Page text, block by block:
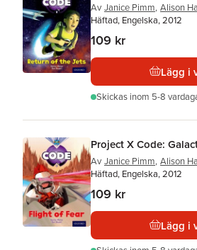
Av Janice Pimm, Alison
Häftad, Engelska, 2012
109 kr
Lägg i
Skickas inom 5-8
Project X Code:
Av Janice Pimm, Alison
Häftad, Engelska, 2012
109 kr
Lägg i